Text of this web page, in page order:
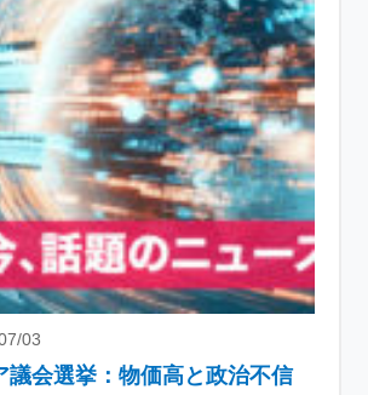
03
議会選挙：物価高と政治不信